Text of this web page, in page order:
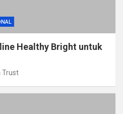
Healthy Bright untuk
Trust